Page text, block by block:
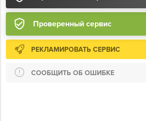
Проверенный сервис
РЕКЛАМИРОВАТЬ СЕРВИС
СООБЩИТЬ ОБ ОШИБКЕ